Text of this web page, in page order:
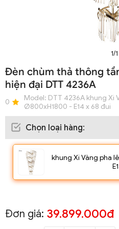
1/1
Đèn chùm thả thông
hiện đại DTT 4236A
0 Model: DTT 4236A khung Xi
Ø800xH1800 - E14 x 68 đui
Chọn loại hàng:
khung Xi Vàng pha
Đơn giá: 39.899.000đ